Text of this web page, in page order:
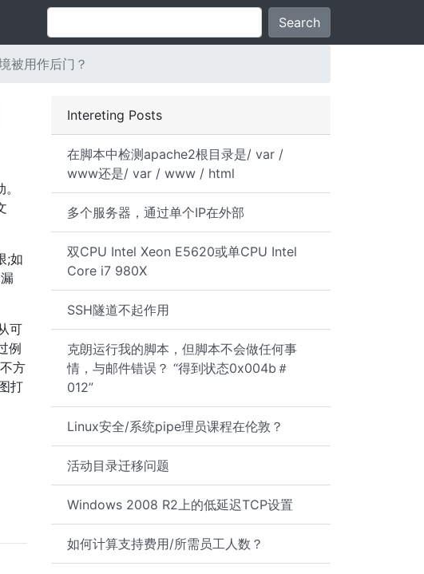
Search
被用作后门？
Intereting Posts
在脚本中检测apache2根目录是/ var /
www还是/ var / www / html
多个服务器，通过单个IP在外部
双CPU Intel Xeon E5620或单CPU Intel
Core i7 980X
SSH隧道不起作用
克朗运行我的脚本，但脚本不会做任何事
情，与邮件错误？ “得到状态0x004b＃
012”
Linux安全/系统pipe理员课程在伦敦？
活动目录迁移问题
Windows 2008 R2上的低延迟TCP设置
如何计算支持费用/所需员工人数？
;如
可
例
方
打